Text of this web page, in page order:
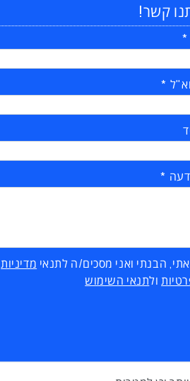
קשר!
הבנתי ואני מסכים/ה לתנאי מדיניות
ולתנאי השימוש